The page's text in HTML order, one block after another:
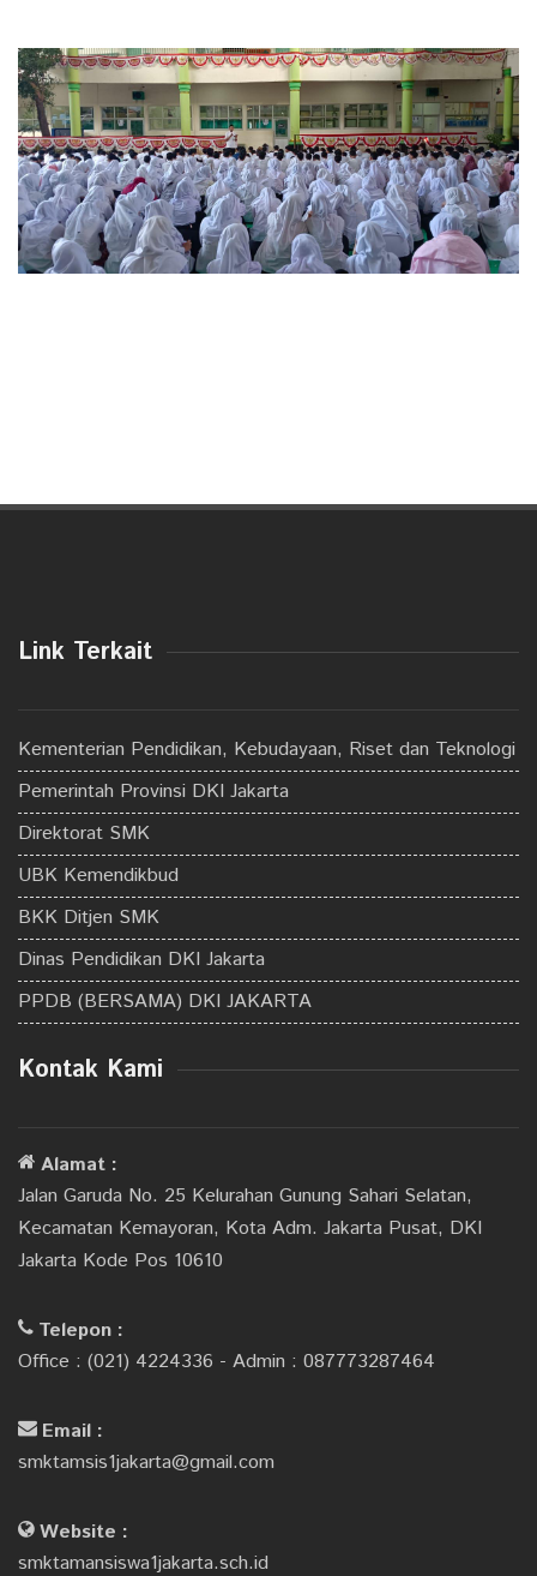
Link Terkait
Kementerian Pendidikan, Kebudayaan, Riset dan Teknologi
Pemerintah Provinsi DKI Jakarta
Direktorat SMK
UBK Kemendikbud
BKK Ditjen SMK
Dinas Pendidikan DKI Jakarta
PPDB (BERSAMA) DKI JAKARTA
Kontak Kami
Alamat :
Jalan Garuda No. 25 Kelurahan Gunung Sahari Selatan,
Kecamatan Kemayoran, Kota Adm. Jakarta Pusat, DKI
Jakarta Kode Pos 10610
Telepon :
Office : (021) 4224336 - Admin : 087773287464
Email :
smktamsis1jakarta@gmail.com
Website :
smktamansiswa1jakarta.sch.id